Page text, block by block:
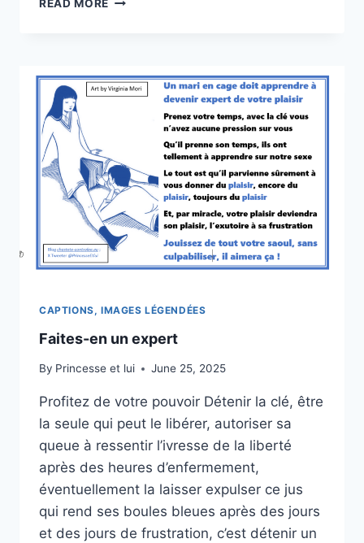
READ MORE
CAPTIONS, IMAGES LÉGENDÉES
Faites-en un expert
By Princesse et lui June 25, 2025
Profitez de votre pouvoir Détenir la clé, être
la seule qui peut le libérer, autoriser sa
queue à ressentir l’ivresse de la liberté
après des heures d’enfermement,
éventuellement la laisser expulser ce jus
qui rend ses boules bleues après des jours
et des jours de frustration, c’est détenir un